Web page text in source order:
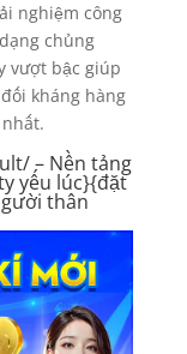
nghiệm công
chủng
vượt bậc giúp
kháng hàng
– Nền tảng
yếu lúc}{đặt
thân